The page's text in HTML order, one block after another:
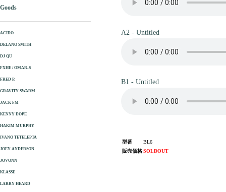
A2 - Untitled
B1 - Untitled
型番
BL6
販売価格SOLDOUT
Goods
ACIDO
DELANO SMITH
DJ QU
FXHE / OMAR-S
FRED P.
GRAVITY SWARM
JACK FM
KENNY DOPE
HAKIM MURPHY
IVANO TETELEPTA
JOEY ANDERSON
JOVONN
KLASSE
LARRY HEARD